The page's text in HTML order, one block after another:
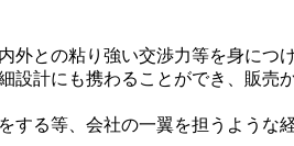
との粘り強い交渉力等を身につ
計にも携わることができ、販売
る等、会社の一翼を担うような